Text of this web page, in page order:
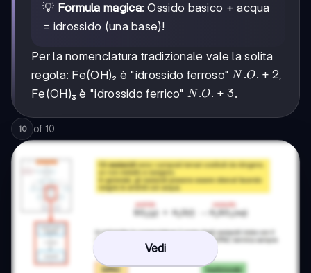
💡 Formula magica: Ossido basico + acqua
= idrossido (una base)!
Per la nomenclatura tradizionale vale la solita
regola: Fe(OH)₂ è "idrossido ferroso"N.O.
+2
N .O. + 2,
Fe(OH)₃ è "idrossido ferrico"N.O.
N .O. + 3.
10 of 10
Vedi